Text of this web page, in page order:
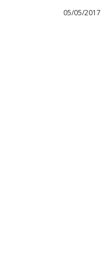
05/05/2017